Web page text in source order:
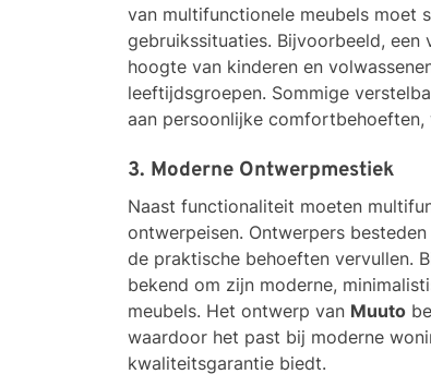
van multifunctionele meubels moet
gebruikssituaties. Bijvoorbeeld, een
hoogte van kinderen en
leeftijdsgroepen. Sommige
aan persoonlijke
3. Moderne Ontwerpmestiek
Naast functionaliteit moeten
ontwerpeisen. Ontwerpers
de praktische behoeften vervullen.
bekend om zijn moderne,
meubels. Het ontwerp van Muuto
waardoor het past bij moderne
kwaliteitsgarantie biedt.